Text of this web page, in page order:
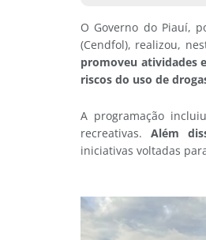
O Governo do Piauí,
(Cendfol), realizou,
promoveu atividades
riscos do uso de
A programação
recreativas. Além
iniciativas voltadas